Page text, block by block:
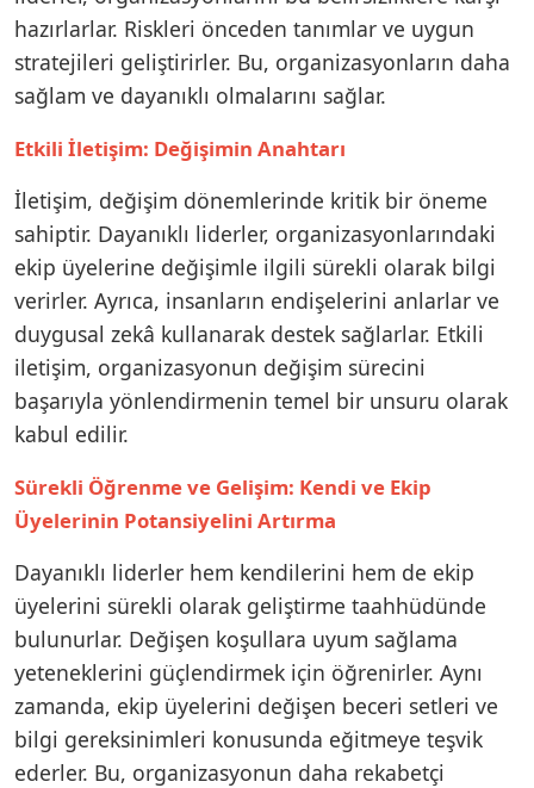
hazırlarlar. Riskleri önceden tanımlar ve uygun
stratejileri geliştirirler. Bu, organizasyonların daha
sağlam ve dayanıklı olmalarını sağlar.
Etkili İletişim: Değişimin Anahtarı
İletişim, değişim dönemlerinde kritik bir öneme
sahiptir. Dayanıklı liderler, organizasyonlarındaki
ekip üyelerine değişimle ilgili sürekli olarak bilgi
verirler. Ayrıca, insanların endişelerini anlarlar ve
duygusal zekâ kullanarak destek sağlarlar. Etkili
iletişim, organizasyonun değişim sürecini
başarıyla yönlendirmenin temel bir unsuru olarak
kabul edilir.
Sürekli Öğrenme ve Gelişim: Kendi ve Ekip
Üyelerinin Potansiyelini Artırma
Dayanıklı liderler hem kendilerini hem de ekip
üyelerini sürekli olarak geliştirme taahhüdünde
bulunurlar. Değişen koşullara uyum sağlama
yeteneklerini güçlendirmek için öğrenirler. Aynı
zamanda, ekip üyelerini değişen beceri setleri ve
bilgi gereksinimleri konusunda eğitmeye teşvik
ederler. Bu, organizasyonun daha rekabetçi